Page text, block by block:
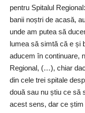
pentru Spitalul
banii noștri de acasă,
unde am putea să
lumea să simtă că e și
aducem în continuare,
Regional, (…), chiar
din cele trei spitale
două sau nu știu ce să
acest sens, dar ce